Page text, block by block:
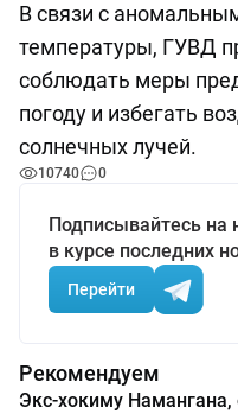
В связи с
температуры, ГУВД
соблюдать меры
погоду и избегать
солнечных лучей.
10740 0
Подписывайтесь на
в курсе последних
Перейти
Рекомендуем
Экс-хокиму